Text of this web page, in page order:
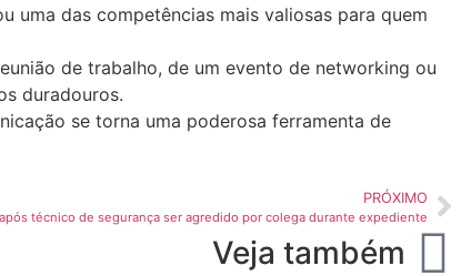
uma das competências mais valiosas para quem
de trabalho, de um evento de networking ou
duradouros.
se torna uma poderosa ferramenta de
PRÓXIMO
técnico de segurança ser agredido por colega durante expediente
Veja também